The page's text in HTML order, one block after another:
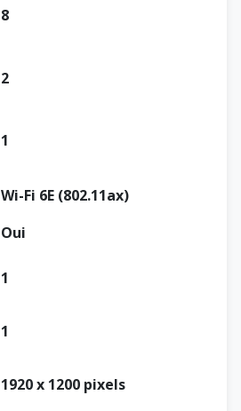
8
2
1
Wi-Fi 6E (802.11ax)
Oui
1
1
1920 x 1200 pixels